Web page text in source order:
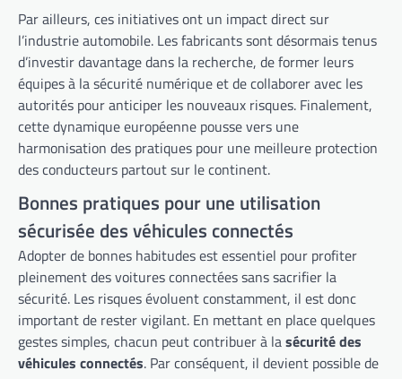
Par ailleurs, ces initiatives ont un impact direct sur
l’industrie automobile. Les fabricants sont désormais tenus
d’investir davantage dans la recherche, de former leurs
équipes à la sécurité numérique et de collaborer avec les
autorités pour anticiper les nouveaux risques. Finalement,
cette dynamique européenne pousse vers une
harmonisation des pratiques pour une meilleure protection
des conducteurs partout sur le continent.
Bonnes pratiques pour une utilisation
sécurisée des véhicules connectés
Adopter de bonnes habitudes est essentiel pour profiter
pleinement des voitures connectées sans sacrifier la
sécurité. Les risques évoluent constamment, il est donc
important de rester vigilant. En mettant en place quelques
gestes simples, chacun peut contribuer à lasécurité des
véhicules connectés. Par conséquent, il devient possible de